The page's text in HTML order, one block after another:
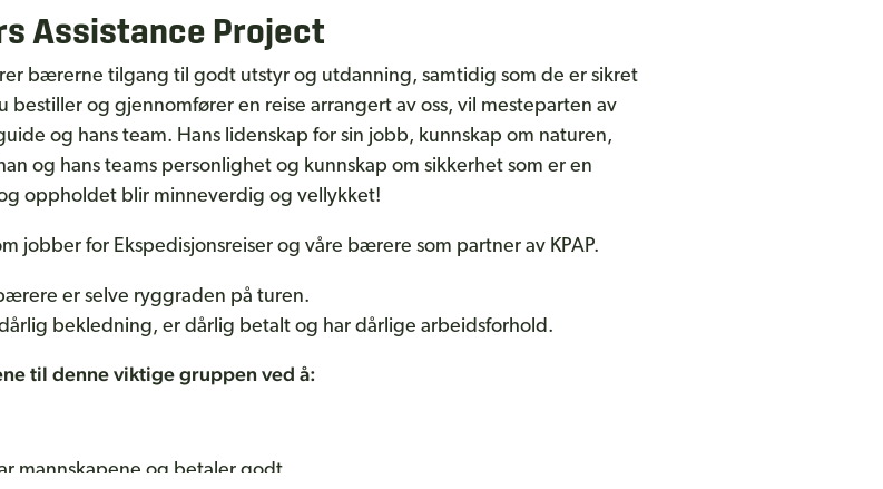
Assistance Project
bærerne tilgang til godt utstyr og utdanning, samtidig som de er sikret
og gjennomfører en reise arrangert av oss, vil mesteparten av
og hans team. Hans lidenskap for sin jobb, kunnskap om naturen,
og hans teams personlighet og kunnskap om sikkerhet som er en
oppholdet blir minneverdig og vellykket!
jobber for Ekspedisjonsreiser og våre bærere som partner av KPAP.
er selve ryggraden på turen.
bekledning, er dårlig betalt og har dårlige arbeidsforhold.
til denne viktige gruppen ved å:
mannskapene og betaler godt